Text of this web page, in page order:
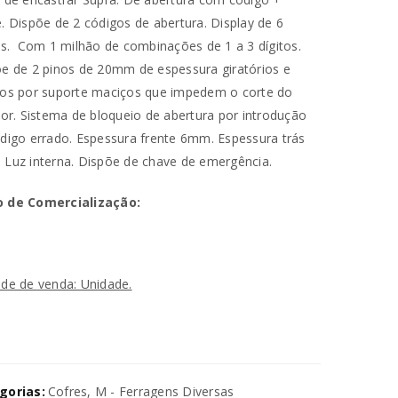
senha será enviada para o seu
Dispõe de 2 códigos de abertura. Display de 6
Com 1 milhão de combinações de 1 a 3 dígitos.
de 2 pinos de 20mm de espessura giratórios e
por suporte maciços que impedem o corte do
Sistema de bloqueio de abertura por introdução
errado. Espessura frente 6mm. Espessura trás
Luz interna. Dispõe de chave de emergência.
de Comercialização:
de venda: Unidade.
Cofres, M - Ferragens Diversas